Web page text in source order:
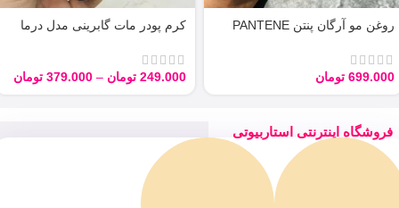
روغن مو آرگان پنتن PANTENE
699.000 تومان
کرم پودر مات گابرینی مدل درما
249.000 تومان –
379.000 تومان
فروشگاه اینترنتی استاربیوتی